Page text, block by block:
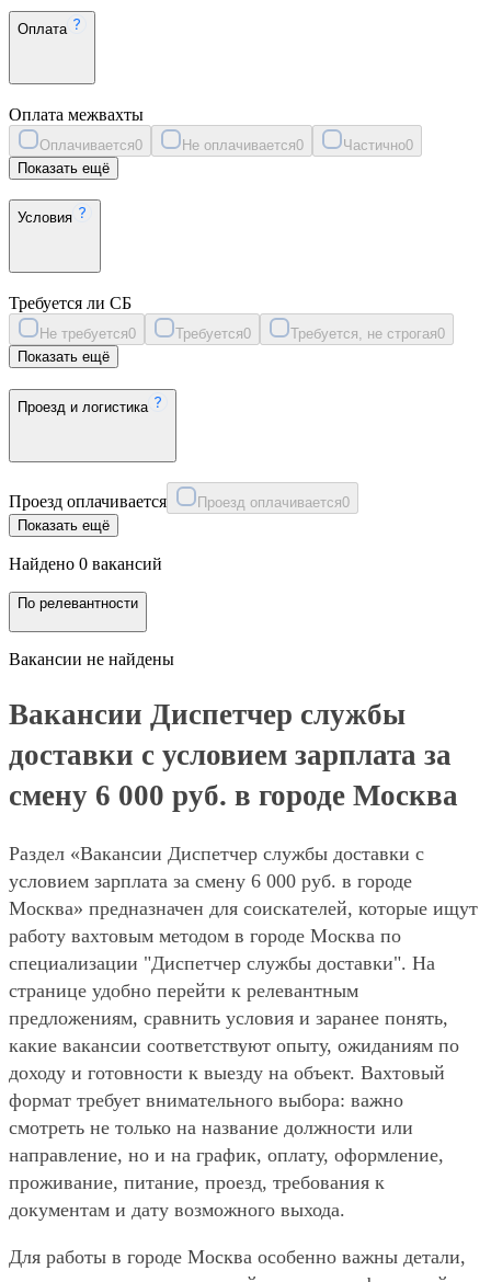
Оплата
Оплата межвахты
Оплачивается0 Не оплачивается0 Частично0
Показать ещё
Условия
Требуется ли СБ
Не требуется0 Требуется0 Требуется, не строгая0
Показать ещё
Проезд и логистика
Проезд оплачивается Проезд оплачивается0
Показать ещё
Найдено 0 вакансий
По релевантности
Вакансии не найдены
Вакансии Диспетчер службы
доставки с условием зарплата за
смену 6 000 руб. в городе Москва
Раздел «Вакансии Диспетчер службы доставки с
условием зарплата за смену 6 000 руб. в городе
Москва» предназначен для соискателей, которые ищут
работу вахтовым методом в городе Москва по
специализации "Диспетчер службы доставки". На
странице удобно перейти к релевантным
предложениям, сравнить условия и заранее понять,
какие вакансии соответствуют опыту, ожиданиям по
доходу и готовности к выезду на объект. Вахтовый
формат требует внимательного выбора: важно
смотреть не только на название должности или
направление, но и на график, оплату, оформление,
проживание, питание, проезд, требования к
документам и дату возможного выхода.
Для работы в городе Москва особенно важны детали,